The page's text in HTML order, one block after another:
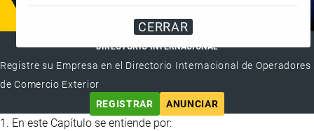
CERRAR
DIRECTORIO INTERNACIONAL
Registre su Empresa en el Directorio Internacional de Operadores
de Comercio Exterior
REGISTRAR
ANUNCIAR
1. En este Capítulo se entiende por: